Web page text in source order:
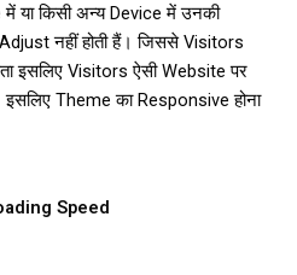
या किसी अन्य Device में उनकी
नहीं होती हैं। जिससे Visitors
इसलिए Visitors ऐसी Website पर
Theme का Responsive होना
Speed